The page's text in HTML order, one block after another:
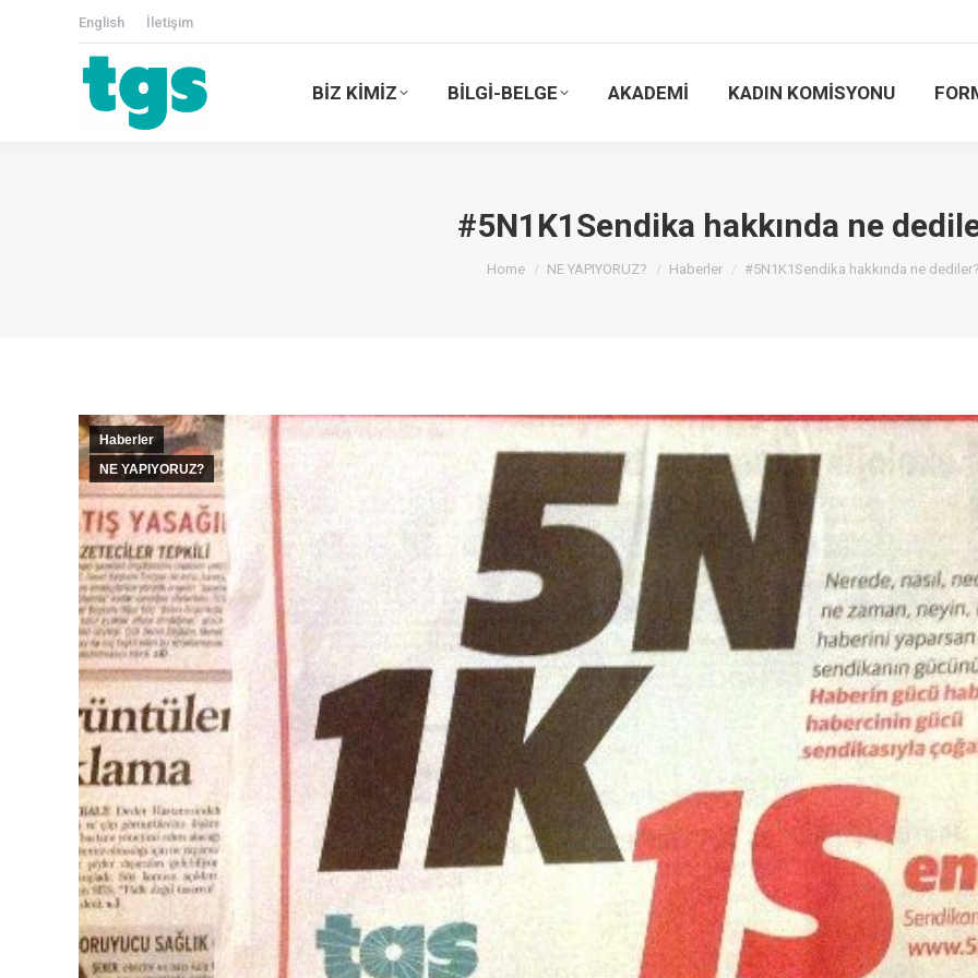
English İletişim
BİZ KİMİZ BİLGİ-BELGE AKADEMİ KADIN KOMİSYONU
#5N1K1Sendika hakkında ne
You are here:
Home NE YAPIYORUZ? Haberler #5N1K1Sendika hakkında ne
Haberler
NE YAPIYORUZ?